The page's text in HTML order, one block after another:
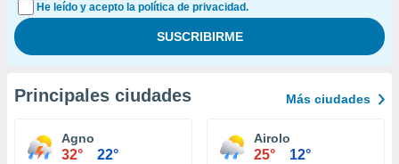
He leído y acepto la política de privacidad.
Principales ciudades Más ciudades
Agno
32° 22°
Airolo
25° 12°